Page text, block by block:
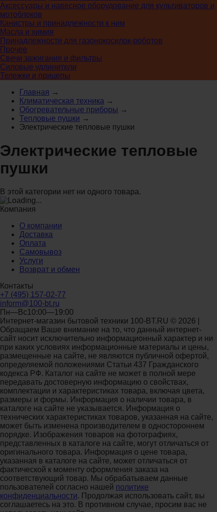
Аксессуары и навесное оборудование для культиваторов и
мотоблоков
Канистры и принадлежности к ним
Масла и химия
Принадлежности для газонокосилок-роботов
Прочее
Свечи зажигания и фильтры
Силовые удлинители
Тележки и прицепы
Главная →
Климатическая техника →
Обогревательные приборы →
Тепловые пушки →
Электрические тепловые пушки
Электрические тепловые
пушки
В этой категории нет ни одного товара.
Компания
О компании
Доставка
Оплата
Самовывоз
Услуги
Возврат и обмен
Контакты
+7 (495) 157-02-77
inform@100-bt.ru
Пн—Вс10:00—19:00
Интернет-магазин бытовой техники 100-BT.RU © 2026 |
Обращаем Ваше внимание на то, что данный интернет-
сайт носит исключительно информационный характер и ни
при каких условиях информационные материалы и цены,
размещенные на сайте, не являются публичной офертой,
определяемой положениями Статьи 437 Гражданского
кодекса РФ. Каталог на сайте не может в полной мере
передавать достоверную информацию о свойствах,
комплектации и характеристиках товара, включая цвета,
размеры и формы. Информация о наличии товара, в
каталоге на сайте не указывается. Информация о
технических характеристиках товаров, указанная на сайте,
может быть изменена производителем в одностороннем
порядке. Изображения товаров на фотографиях,
представленных в каталоге на сайте, могут отличаться от
оригинального товара. Информация о цене товара,
указанная в каталоге на сайте, может отличаться от
фактической к моменту оформления заказа на
соответствующий товар. Мы обрабатываем данные
пользователей согласно нашей политике
конфиденциальности. Продолжая использовать сайт, вы
соглашаетесь на это. В противном случае, просим вас не